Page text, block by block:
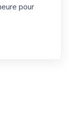
pour